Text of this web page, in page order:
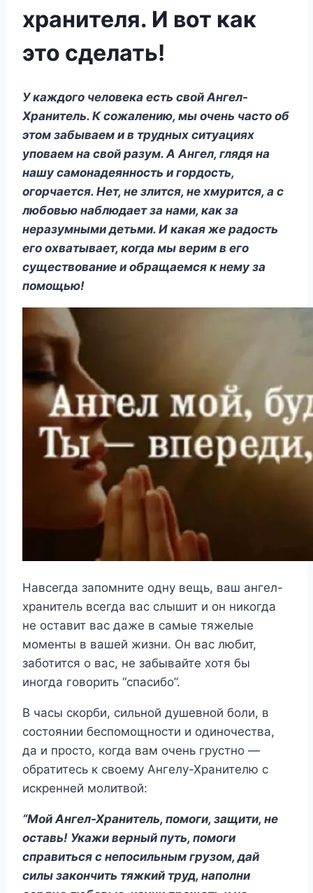
хранителя. И вот как
это сделать!
У каждого человека есть свой Ангел-
Хранитель. К сожалению, мы очень часто об
этом забываем и в трудных ситуациях
уповаем на свой разум. А Ангел, глядя на
нашу самонадеянность и гордость,
огорчается. Нет, не злится, не хмурится, а с
любовью наблюдает за нами, как за
неразумными детьми. И какая же радость
его охватывает, когда мы верим в его
существование и обращаемся к нему за
помощью!
Навсегда запомните одну вещь, ваш ангел-
хранитель всегда вас слышит и он никогда
не оставит вас даже в самые тяжелые
моменты в вашей жизни. Он вас любит,
заботится о вас, не забывайте хотя бы
иногда говорить “спасибо”.
В часы скорби, сильной душевной боли, в
состоянии беспомощности и одиночества,
да и просто, когда вам очень грустно —
обратитесь к своему Ангелу-Хранителю с
искренней молитвой:
“Мой Ангел-Хранитель, помоги, защити, не
оставь! Укажи верный путь, помоги
справиться с непосильным грузом, дай
силы закончить тяжкий труд, наполни